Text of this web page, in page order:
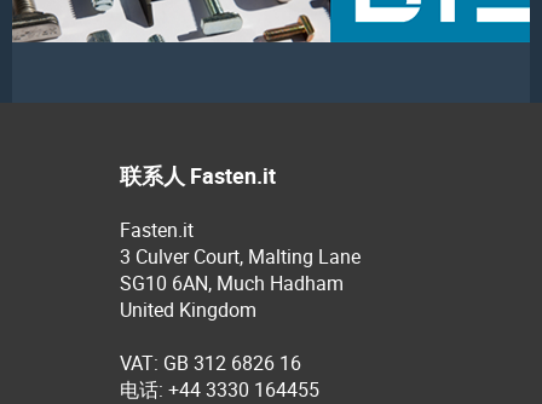
联系人 Fasten.it
Fasten.it
3 Culver Court, Malting Lane
SG10 6AN, Much Hadham
United Kingdom
VAT: GB 312 6826 16
电话: +44 3330 164455